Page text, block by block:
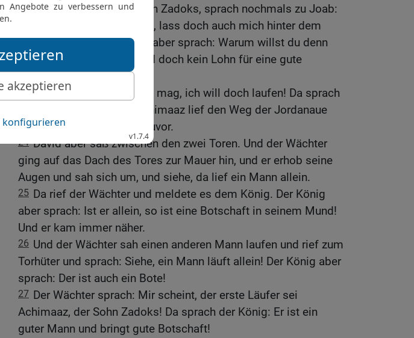
22 Achimaaz aber, der Sohn Zadoks, sprach nochmals zu Joab:
Wie es auch kommen mag, lass doch auch mich hinter dem
Kuschiten herlaufen! Joab aber sprach: Warum willst du denn
laufen, mein Sohn? Dir wird doch kein Lohn für eine gute
Botschaft zuteil!
23 — Wie es auch kommen mag, ich will doch laufen! Da sprach
er zu ihm: So lauf! Und Achimaaz lief den Weg der Jordanaue
und kam dem Kuschiten zuvor.
24 David aber saß zwischen den zwei Toren. Und der Wächter
ging auf das Dach des Tores zur Mauer hin, und er erhob seine
Augen und sah sich um, und siehe, da lief ein Mann allein.
25 Da rief der Wächter und meldete es dem König. Der König
aber sprach: Ist er allein, so ist eine Botschaft in seinem Mund!
Und er kam immer näher.
26 Und der Wächter sah einen anderen Mann laufen und rief zum
Torhüter und sprach: Siehe, ein Mann läuft allein! Der König aber
sprach: Der ist auch ein Bote!
27 Der Wächter sprach: Mir scheint, der erste Läufer sei
Achimaaz, der Sohn Zadoks! Da sprach der König: Er ist ein
guter Mann und bringt gute Botschaft!